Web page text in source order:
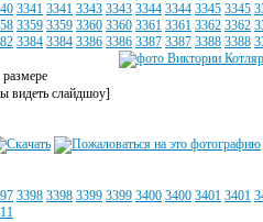
3341 3341 3343 3343 3344 3344 3345 3345
3359 3359 3360 3360 3361 3361 3362 3362
3384 3384 3386 3386 3387 3387 3388 3388
видеть слайдшоу]
3398 3398 3399 3399 3400 3400 3401 3401